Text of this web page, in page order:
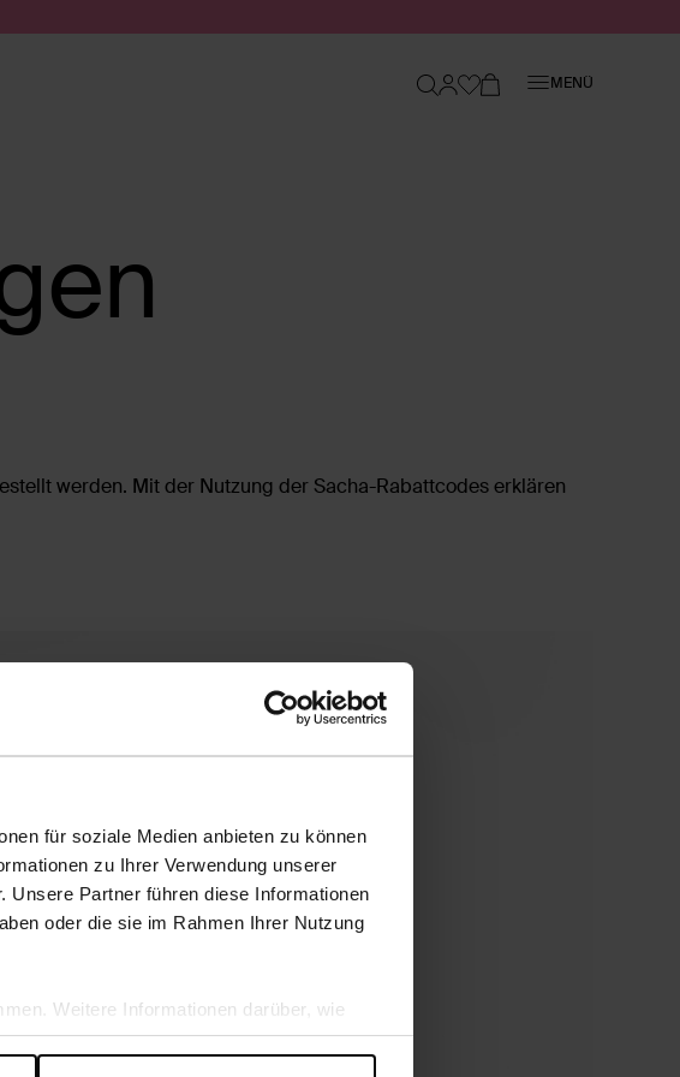
für soziale Medien anbieten zu können
zu Ihrer Verwendung unserer
Unsere Partner führen diese Informationen
oder die sie im Rahmen Ihrer Nutzung
Weitere Informationen darüber, wie
geschäftlichen Sicherheit und zum
MENÜ
werden. Mit der Nutzung der Sacha-Rabattcodes erklären